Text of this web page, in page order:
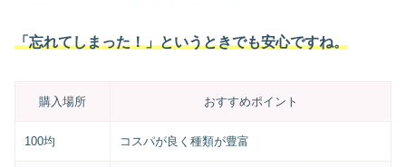
「忘れてしまった！」というときでも安心ですね。
購入場所 おすすめポイント
100均 コスパが良く種類が豊富